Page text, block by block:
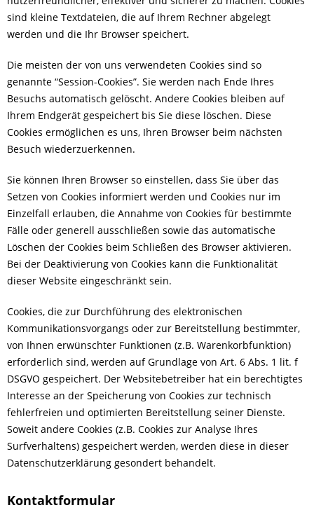
sind kleine Textdateien, die auf Ihrem Rechner abgelegt
werden und die Ihr Browser speichert.
Die meisten der von uns verwendeten Cookies sind so
genannte “Session-Cookies”. Sie werden nach Ende Ihres
Besuchs automatisch gelöscht. Andere Cookies bleiben auf
Ihrem Endgerät gespeichert bis Sie diese löschen. Diese
Cookies ermöglichen es uns, Ihren Browser beim nächsten
Besuch wiederzuerkennen.
Sie können Ihren Browser so einstellen, dass Sie über das
Setzen von Cookies informiert werden und Cookies nur im
Einzelfall erlauben, die Annahme von Cookies für bestimmte
Fälle oder generell ausschließen sowie das automatische
Löschen der Cookies beim Schließen des Browser aktivieren.
Bei der Deaktivierung von Cookies kann die Funktionalität
dieser Website eingeschränkt sein.
Cookies, die zur Durchführung des elektronischen
Kommunikationsvorgangs oder zur Bereitstellung bestimmter,
von Ihnen erwünschter Funktionen (z.B. Warenkorbfunktion)
erforderlich sind, werden auf Grundlage von Art. 6 Abs. 1 lit. f
DSGVO gespeichert. Der Websitebetreiber hat ein berechtigtes
Interesse an der Speicherung von Cookies zur technisch
fehlerfreien und optimierten Bereitstellung seiner Dienste.
Soweit andere Cookies (z.B. Cookies zur Analyse Ihres
Surfverhaltens) gespeichert werden, werden diese in dieser
Datenschutzerklärung gesondert behandelt.
Kontaktformular